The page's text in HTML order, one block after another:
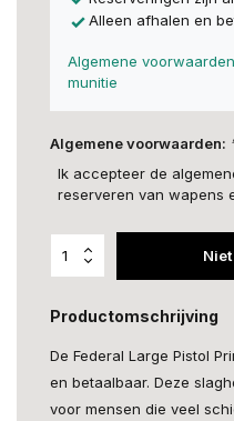
Alleen afhalen en
Algemene
munitie
Algemene voorwaarden:
Ik accepteer de
reserveren van wapens
Productomschrijving
De Federal Large Pistol
en betaalbaar. Deze
voor mensen die veel